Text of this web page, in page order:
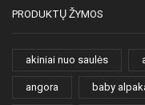
PRODUKTŲ ŽYMOS
akiniai nuo saulės
angora baby